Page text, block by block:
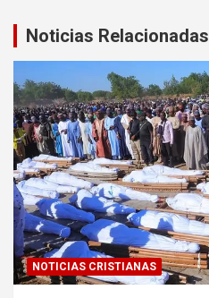
Noticias Relacionadas
NOTICIAS CRISTIANAS